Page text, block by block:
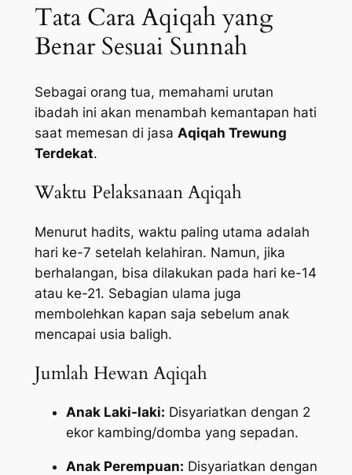
Tata Cara Aqiqah yang
Benar Sesuai Sunnah
Sebagai orang tua, memahami urutan
ibadah ini akan menambah kemantapan hati
saat memesan di jasa Aqiqah Trewung
Terdekat.
Waktu Pelaksanaan Aqiqah
Menurut hadits, waktu paling utama adalah
hari ke-7 setelah kelahiran. Namun, jika
berhalangan, bisa dilakukan pada hari ke-14
atau ke-21. Sebagian ulama juga
membolehkan kapan saja sebelum anak
mencapai usia baligh.
Jumlah Hewan Aqiqah
Anak Laki-laki: Disyariatkan dengan 2
ekor kambing/domba yang sepadan.
Anak Perempuan: Disyariatkan dengan